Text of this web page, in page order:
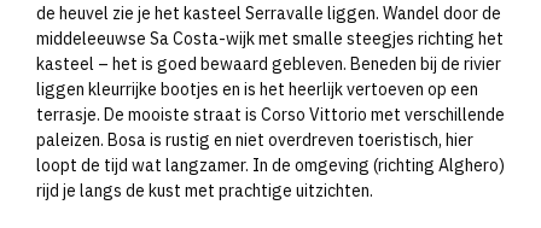
de heuvel zie je het kasteel Serravalle liggen. Wandel door de
middeleeuwse Sa Costa-wijk met smalle steegjes richting het
kasteel – het is goed bewaard gebleven. Beneden bij de rivier
liggen kleurrijke bootjes en is het heerlijk vertoeven op een
terrasje. De mooiste straat is Corso Vittorio met verschillende
paleizen. Bosa is rustig en niet overdreven toeristisch, hier
loopt de tijd wat langzamer. In de omgeving (richting Alghero)
rijd je langs de kust met prachtige uitzichten.